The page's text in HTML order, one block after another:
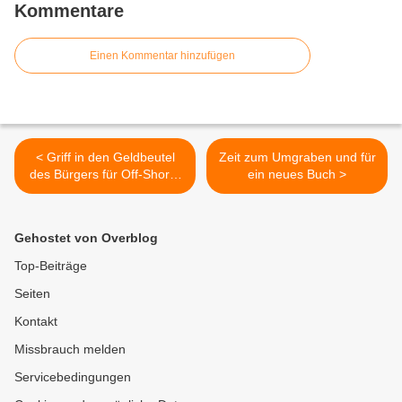
Kommentare
Einen Kommentar hinzufügen
< Griff in den Geldbeutel
des Bürgers für Off-Shore-
Windkraft
Zeit zum Umgraben und für
ein neues Buch >
Gehostet von Overblog
Top-Beiträge
Seiten
Kontakt
Missbrauch melden
Servicebedingungen